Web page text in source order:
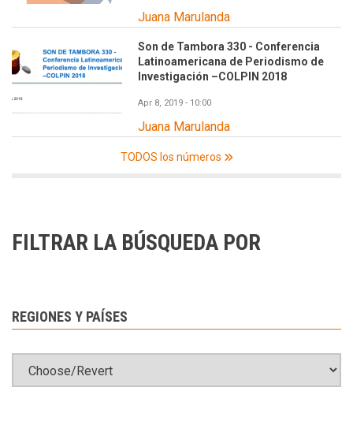
Juana Marulanda
Son de Tambora 330 - Conferencia
Latinoamericana de Periodismo de
Investigación –COLPIN 2018
Apr 8, 2019 - 10:00
Juana Marulanda
TODOS los números
FILTRAR LA BÚSQUEDA POR
REGIONES Y PAÍSES